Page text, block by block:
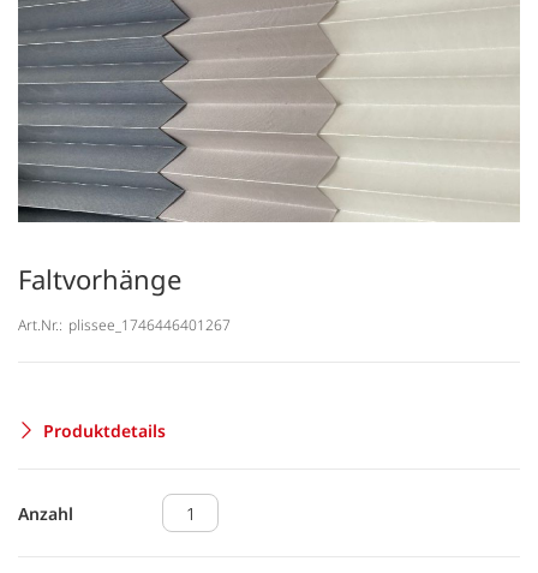
Faltvorhänge
Art.Nr.: plissee_1746446401267
Produktdetails
Anzahl